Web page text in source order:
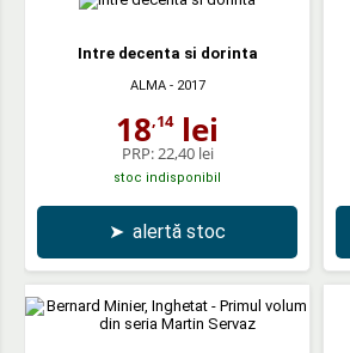
Intre decenta si dorinta
ALMA- 2017
18,14lei
PRP: 22,40 lei
stoc indisponibil
➤ alertă stoc